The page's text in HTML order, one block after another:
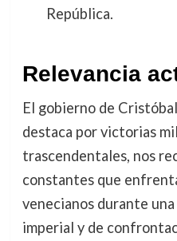
República.
Relevancia
El gobierno de
destaca por victorias
trascendentales, nos
constantes que
venecianos durante
imperial y de